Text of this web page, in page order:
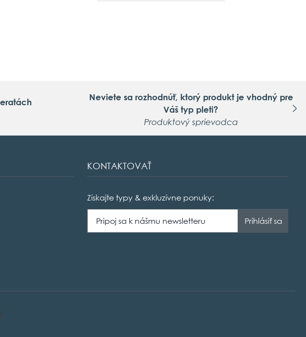
Neviete sa rozhodnúť, ktorý produkt je vhodný pre
Váš typ pleti?
Produktový sprievodca
KONTAKTOVAŤ
Získajte typy & exkluzívne ponuky: